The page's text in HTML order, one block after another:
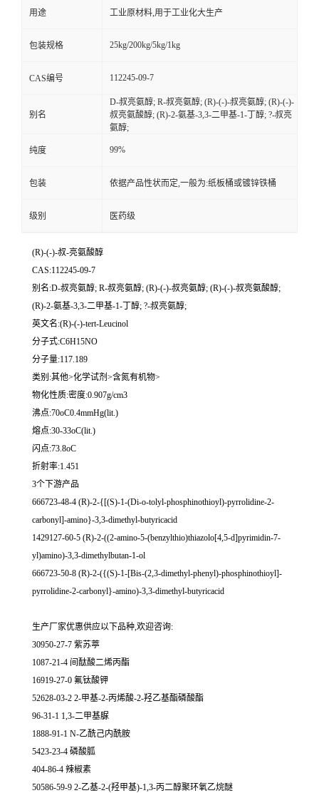
用途 工业原材料,用于工业化大生产
包装规格 25kg/200kg/5kg/1kg
CAS编号 112245-09-7
别名
D-叔亮氨醇; R-叔亮氨醇; (R)-(-)-叔亮氨醇; (R)-(-)-
叔亮氨酸醇; (R)-2-氨基-3,3-二甲基-1-丁醇; ?-叔亮
氨醇;
纯度 99%
包装 依据产品性状而定,一般为:纸板桶或镀锌铁桶
级别 医药级
(R)-(-)-叔-亮氨酸醇
CAS:112245-09-7
别名:D-叔亮氨醇; R-叔亮氨醇; (R)-(-)-叔亮氨醇; (R)-(-)-叔亮氨酸醇;
(R)-2-氨基-3,3-二甲基-1-丁醇; ?-叔亮氨醇;
英文名:(R)-(-)-tert-Leucinol
分子式:C6H15NO
分子量:117.189
类别:其他>化学试剂>含氮有机物>
物化性质:密度:0.907g/cm3
沸点:70oC0.4mmHg(lit.)
熔点:30-33oC(lit.)
闪点:73.8oC
折射率:1.451
3个下游产品
666723-48-4 (R)-2-{[(S)-1-(Di-o-tolyl-phosphinothioyl)-pyrrolidine-2-
carbonyl]-amino}-3,3-dimethyl-butyricacid
1429127-60-5 (R)-2-((2-amino-5-(benzylthio)thiazolo[4,5-d]pyrimidin-7-
yl)amino)-3,3-dimethylbutan-1-ol
666723-50-8 (R)-2-({(S)-1-[Bis-(2,3-dimethyl-phenyl)-phosphinothioyl]-
pyrrolidine-2-carbonyl}-amino)-3,3-dimethyl-butyricacid
生产厂家优惠供应以下品种,欢迎咨询:
30950-27-7 紫苏葶
1087-21-4 间酞酸二烯丙酯
16919-27-0 氟钛酸钾
52628-03-2 2-甲基-2-丙烯酸-2-羟乙基酯磷酸酯
96-31-1 1,3-二甲基脲
1888-91-1 N-乙酰己内酰胺
5423-23-4 磷酸胍
404-86-4 辣椒素
50586-59-9 2-乙基-2-(羟甲基)-1,3-丙二醇聚环氧乙烷醚